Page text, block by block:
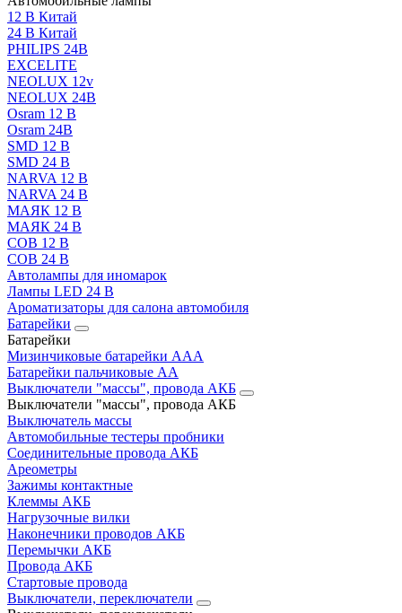
12 В Китай
24 В Китай
PHILIPS 24В
EXCELITE
NEOLUX 12v
NEOLUX 24В
Osram 12 В
Osram 24В
SMD 12 В
SMD 24 В
NARVA 12 В
NARVA 24 В
МАЯК 12 В
МАЯК 24 В
COB 12 В
COB 24 В
Автолампы для иномарок
Лампы LED 24 B
Ароматизаторы для салона автомобиля
Батарейки
Батарейки
Мизинчиковые батарейки AAA
Батарейки пальчиковые АА
Выключатели "массы", провода АКБ
Выключатели "массы", провода АКБ
Выключатель массы
Автомобильные тестеры пробники
Соединительные провода АКБ
Ареометры
Зажимы контактные
Клеммы АКБ
Нагрузочные вилки
Наконечники проводов АКБ
Перемычки АКБ
Провода АКБ
Стартовые провода
Выключатели, переключатели